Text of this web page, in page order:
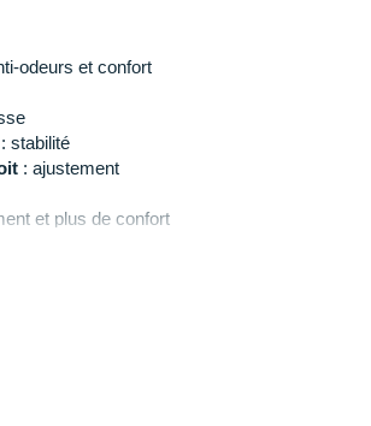
odeurs et confort
: stabilité
: ajustement
et plus de confort